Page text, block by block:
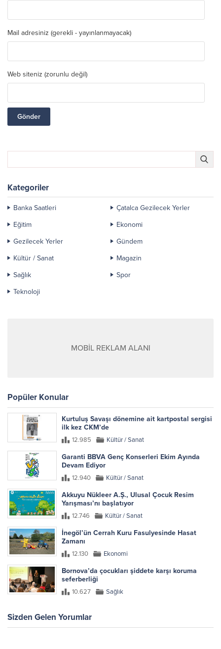
Mail adresiniz (gerekli - yayınlanmayacak)
Web siteniz (zorunlu değil)
Kategoriler
Banka Saatleri
Çatalca Gezilecek Yerler
Eğitim
Ekonomi
Gezilecek Yerler
Gündem
Kültür / Sanat
Magazin
Sağlık
Spor
Teknoloji
MOBİL REKLAM ALANI
Popüler Konular
Kurtuluş Savaşı dönemine ait kartpostal sergisi
ilk kez CKM’de
12.985 Kültür / Sanat
Garanti BBVA Genç Konserleri Ekim Ayında
Devam Ediyor
12.940 Kültür / Sanat
Akkuyu Nükleer A.Ş., Ulusal Çocuk Resim
Yarışması’nı başlatıyor
12.746 Kültür / Sanat
İnegöl’ün Cerrah Kuru Fasulyesinde Hasat
Zamanı
12.130 Ekonomi
Bornova’da çocukları şiddete karşı koruma
seferberliği
10.627 Sağlık
Sizden Gelen Yorumlar